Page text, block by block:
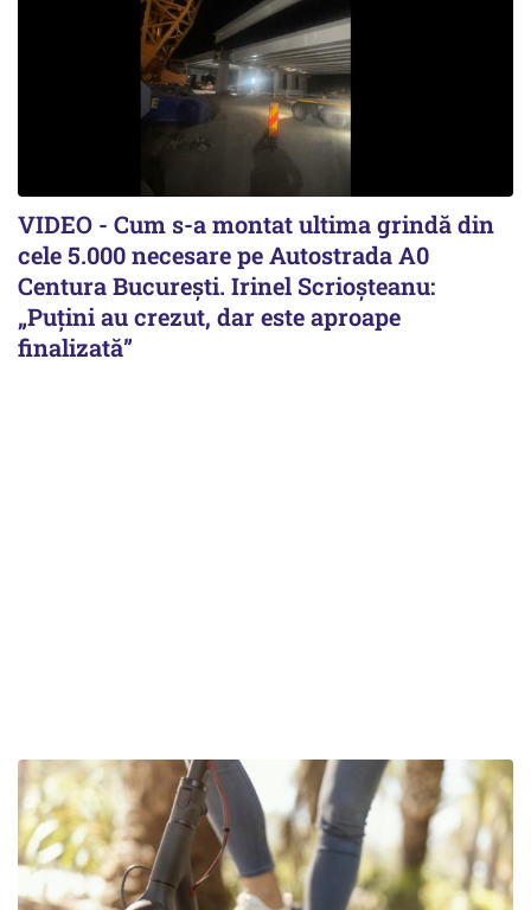
VIDEO - Cum s-a montat ultima grindă din
cele 5.000 necesare pe Autostrada A0
Centura București. Irinel Scrioșteanu:
„Puțini au crezut, dar este aproape
finalizată”